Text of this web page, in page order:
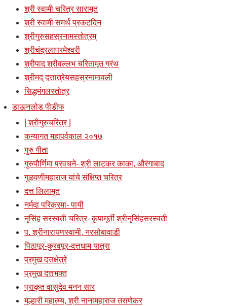
श्री स्वामी चरित्र सारामृत
श्री स्वामी समर्थ प्रकटदिन
श्रीगुरुसहस्रनामस्तोत्रम्
श्रीचंद्रलापरमेश्वरी
श्रीपाद श्रीवल्लभ चरितामृत ग्रंथ
श्रीमद् दत्तात्रेयसहस्रनामावली
सिद्धमंगलस्तोत्र
डाऊनलोड पीडीफ
| श्रीगुरुचरित्र |
कन्यागत महापर्वकाल २०१७
गुरु गीता
गुरुपौर्णिमा प्रवचने- श्री लाटकर काका, औरंगाबाद
गुळवणीमहाराज यांचे संक्षिप्त चरित्र
दत्त लिलामृत
नर्मदा परिक्रमा- पायी
नृसिंह सरस्वती चरित्र- कृपामूर्ती श्रीनृसिंहसरस्वती
प. श्रीनारायणस्वामी, नरसोबावाडी
पिठापूर-कुरवपूर-दत्तधाम यात्रा
प्रमुख दत्तक्षेत्रे
प्रमुख दत्तभक्त
प्राकृत वासुदेव मनन सार
मल्हारी महात्म्य, श्री नानामहाराज तराणेकर